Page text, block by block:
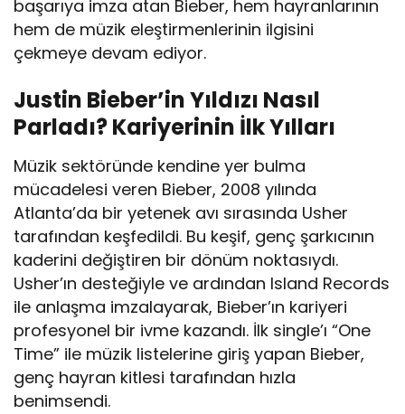
başarıya imza atan Bieber, hem hayranlarının
hem de müzik eleştirmenlerinin ilgisini
çekmeye devam ediyor.
Justin Bieber’in Yıldızı Nasıl
Parladı? Kariyerinin İlk Yılları
Müzik sektöründe kendine yer bulma
mücadelesi veren Bieber, 2008 yılında
Atlanta’da bir yetenek avı sırasında Usher
tarafından keşfedildi. Bu keşif, genç şarkıcının
kaderini değiştiren bir dönüm noktasıydı.
Usher’ın desteğiyle ve ardından Island Records
ile anlaşma imzalayarak, Bieber’ın kariyeri
profesyonel bir ivme kazandı. İlk single’ı “One
Time” ile müzik listelerine giriş yapan Bieber,
genç hayran kitlesi tarafından hızla
benimsendi.